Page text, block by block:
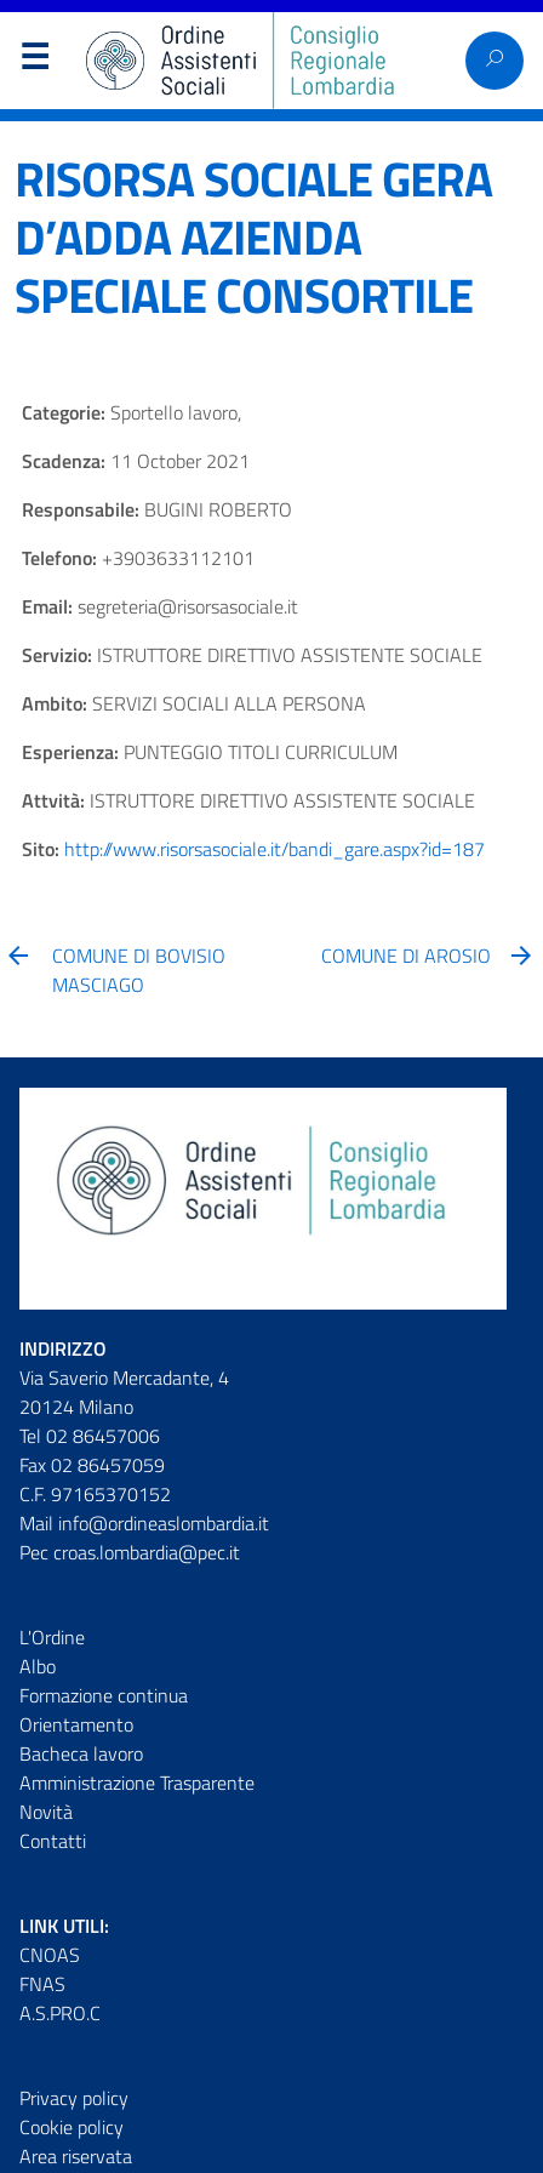
RISORSA SOCIALE GERA
D’ADDA AZIENDA
SPECIALE CONSORTILE
Categorie: Sportello lavoro,
Scadenza: 11 October 2021
Responsabile: BUGINI ROBERTO
Telefono: +3903633112101
Email: segreteria@risorsasociale.it
Servizio: ISTRUTTORE DIRETTIVO ASSISTENTE SOCIALE
Ambito: SERVIZI SOCIALI ALLA PERSONA
Esperienza: PUNTEGGIO TITOLI CURRICULUM
Attvità: ISTRUTTORE DIRETTIVO ASSISTENTE SOCIALE
Sito: http://www.risorsasociale.it/bandi_gare.aspx?id=187
COMUNE DI BOVISIO
MASCIAGO
COMUNE DI AROSIO
INDIRIZZO
Via Saverio Mercadante, 4
20124 Milano
Tel 02 86457006
Fax 02 86457059
C.F. 97165370152
Mail info@ordineaslombardia.it
Pec croas.lombardia@pec.it
L'Ordine
Albo
Formazione continua
Orientamento
Bacheca lavoro
Amministrazione Trasparente
Novità
Contatti
LINK UTILI:
CNOAS
FNAS
A.S.PRO.C
Privacy policy
Cookie policy
Area riservata